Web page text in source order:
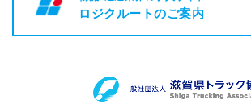
ロジクルートのご案内